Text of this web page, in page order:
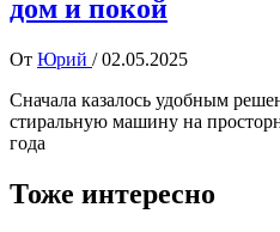
дом и покой
От Юрий / 02.05.2025
Сначала казалось удобным
стиральную машину на
года
Тоже интересно